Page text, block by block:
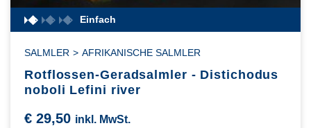
Einfach
SALMLER > AFRIKANISCHE SALMLER
Rotflossen-Geradsalmler - Distichodus
noboli Lefini river
€ 29,50 inkl. MwSt.